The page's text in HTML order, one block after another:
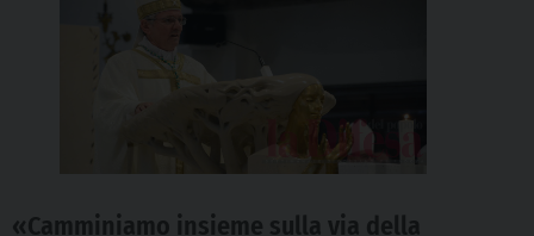
«Camminiamo insieme sulla via della